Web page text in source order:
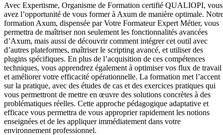
Avec Expertisme, Organisme de Formation certifié QUALIOPI, vous
avez l’opportunité de vous former à Axum de manière optimale.
formation Axum, dispensée par Votre Formateur Expert Métier, vous
permettra de maîtriser non seulement les fonctionnalités avancées
d’Axum, mais aussi de découvrir comment intégrer cet outil avec
d’autres plateformes, maîtriser le scripting avancé, et utiliser des
plugins spécifiques. En plus de l’acquisition de ces compétences
techniques, vous apprendrez également à optimiser vos flux de travail
et améliorer votre efficacité opérationnelle. La formation met l’accent
sur la pratique, avec des études de cas et des exercices pratiques qui
vous permettront de mettre en œuvre des solutions concrètes à des
problématiques réelles. Cette approche pédagogique adaptative et
efficace vous permettra de vous approprier rapidement les notions
enseignées et de les appliquer immédiatement dans votre
environnement professionnel.